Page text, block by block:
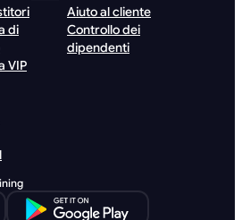
di
VIP
Aiuto al cliente
Controllo dei
dipendenti